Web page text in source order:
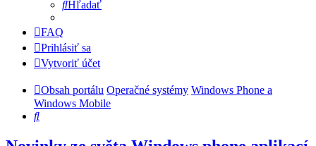
Hľadať
FAQ
Prihlásiť sa
Vytvoriť účet
Obsah portálu Operačné systémy Windows Phone a
Windows Mobile
Hľadať